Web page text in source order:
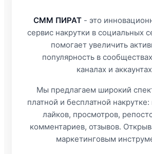
СММ ПИРАТ- это
сервис накрутки в социальных
помогает увеличить
популярность в
каналах и
Мы предлагаем широкий
платной и бесплатной
лайков, просмотров,
комментариев, отзывов.
маркетинговым